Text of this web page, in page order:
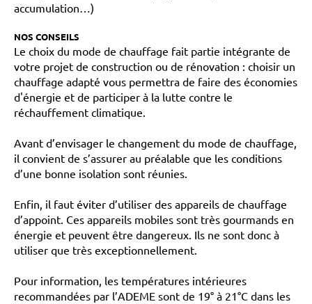
accumulation…)
NOS CONSEILS
Le choix du mode de chauffage fait partie intégrante de
votre projet de construction ou de rénovation : choisir un
chauffage adapté vous permettra de faire des économies
d'énergie et de participer à la lutte contre le
réchauffement climatique.
Avant d’envisager le changement du mode de chauffage,
il convient de s’assurer au préalable que les conditions
d’une bonne isolation sont réunies.
Enfin, il faut éviter d’utiliser des appareils de chauffage
d’appoint. Ces appareils mobiles sont très gourmands en
énergie et peuvent être dangereux. Ils ne sont donc à
utiliser que très exceptionnellement.
Pour information, les températures intérieures
recommandées par l’ADEME sont de 19° à 21°C dans les